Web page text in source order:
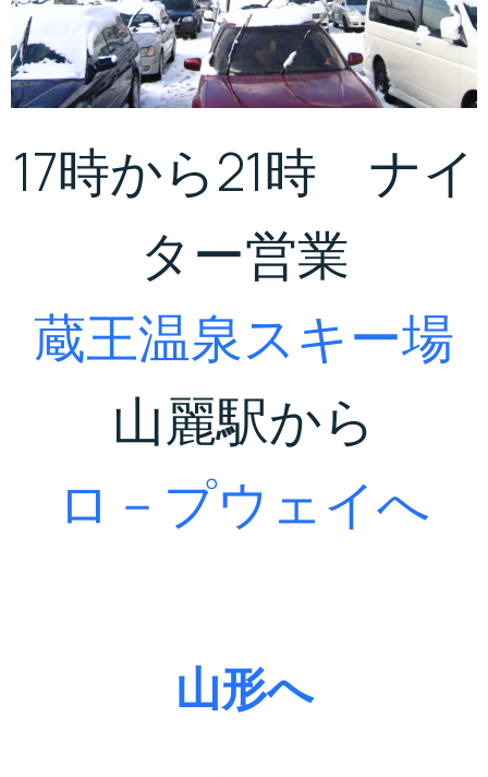
17時から21時 ナイ
ター営業
蔵王温泉スキー場
山麗駅から
ロ－プウェイへ
山形へ